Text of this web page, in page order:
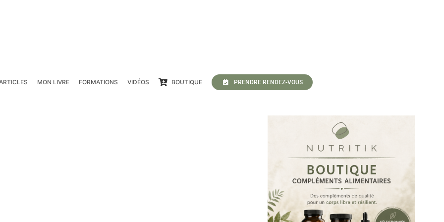
MON LIVRE FORMATIONS VIDÉOS BOUTIQUE PRENDRE RENDEZ-VOUS